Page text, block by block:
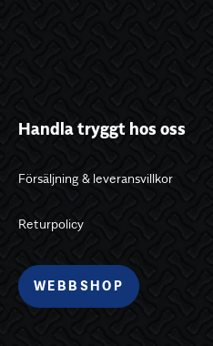
Handla tryggt hos oss
Försäljning & leveransvillkor
Returpolicy
WEBBSHOP